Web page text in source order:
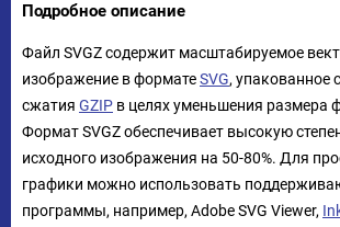
Подробное описание
Файл SVGZ содержит масштабируемое
изображение в форматеSVG,
сжатия GZIP в целях уменьшения размера
Формат SVGZ обеспечивает высокую
исходного изображения на 50-80%. Для
графики можно использовать
программы, например, Adobe SVG Viewer,